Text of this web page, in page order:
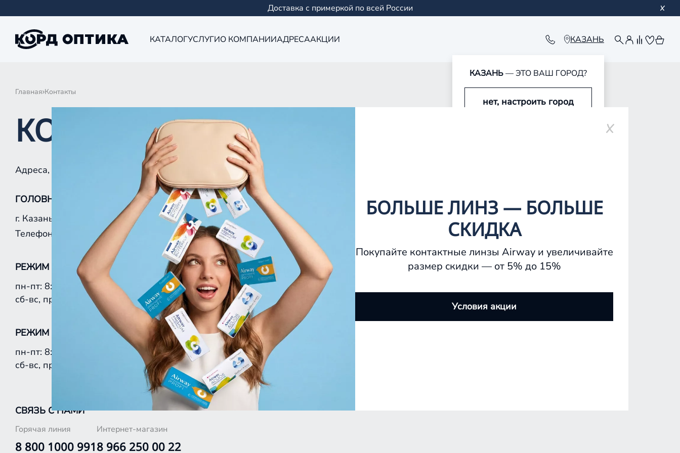
Доставка с примеркой по всей России
КАТАЛОГУСЛУГИО КОМПАНИИАДРЕСААКЦИИ КАЗАНЬ
КАЗАНЬ— ЭТО ВАШ ГОРОД?
нет, настроить город
Главная Контакты
КОНТАКТЫ
Адреса, телефоны и режим работы
ГОЛОВНОЙ ОФИС:
г. Казань, ул. Аделя Кутуя, д. 82 (вход со двора)
Телефон:
8 (800) 1000 991
РЕЖИМ РАБОТЫ ИНТЕРНЕТ-МАГАЗИНА:
пн-пт: 8:00–19:00
сб-вс, праздничные дни: 8:00–19:00
РЕЖИМ РАБОТЫ ГОРЯЧЕЙ ЛИНИИ:
пн-пт: 8:00–19:00
сб-вс, праздничные дни: 8:00–19:00
СВЯЗЬ С НАМИ
Горячая линия
8 800 1000 991
Интернет-магазин
8 966 250 00 22
БОЛЬШЕ ЛИНЗ — БОЛЬШЕ
СКИДКА
Покупайте контактные линзы Airway и увеличивайте
размер скидки — от 5% до 15%
Условия акции